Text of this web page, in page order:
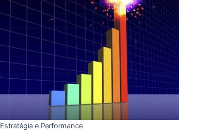
Estratégia e Performance